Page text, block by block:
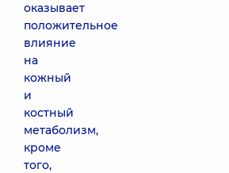
оказывает
положительное
влияние
на
кожный
и
костный
метаболизм,
кроме
того,